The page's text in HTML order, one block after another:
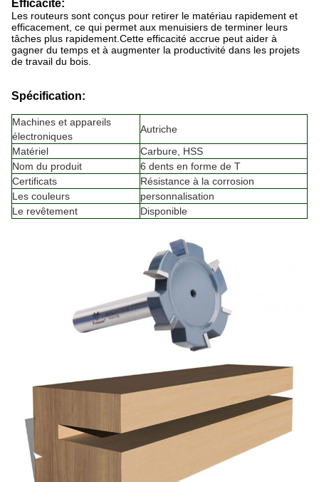
Efficacité:
Les routeurs sont conçus pour retirer le matériau rapidement et
efficacement, ce qui permet aux menuisiers de terminer leurs
tâches plus rapidement.Cette efficacité accrue peut aider à
gagner du temps et à augmenter la productivité dans les projets
de travail du bois.
Spécification:
Machines et appareils
électroniques
Autriche
Matériel
Carbure, HSS
Nom du produit
6 dents en forme de T
Certificats
Résistance à la corrosion
Les couleurs
personnalisation
Le revêtement
Disponible